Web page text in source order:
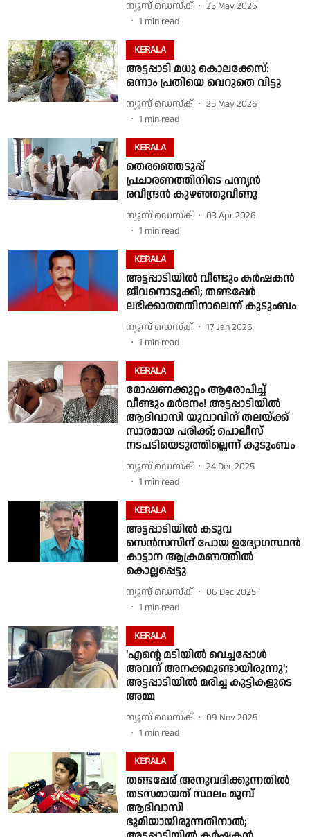
ന്യൂസ് ഡെസ്ക്
25 May 2026
1 min read
KERALA
അട്ടപ്പാടി മധു കൊലക്കേസ്:
ഒന്നാം പ്രതിയെ വെറുതെ വിട്ടു
ന്യൂസ് ഡെസ്ക്
25 May 2026
1 min read
KERALA
തെരഞ്ഞെടുപ്പ്
പ്രചാരണത്തിനിടെ പന്ന്യൻ
രവീന്ദ്രൻ കുഴഞ്ഞുവീണു
ന്യൂസ് ഡെസ്ക്
03 Apr 2026
1 min read
KERALA
അട്ടപ്പാടിയിൽ വീണ്ടും കർഷകൻ
ജീവനൊടുക്കി; തണ്ടപ്പേർ
ലഭിക്കാത്തതിനാലെന്ന് കുടുംബം
ന്യൂസ് ഡെസ്ക്
17 Jan 2026
1 min read
KERALA
മോഷണക്കുറ്റം ആരോപിച്ച്
വീണ്ടും മർദനം! അട്ടപ്പാടിയിൽ
ആദിവാസി യുവാവിന് തലയ്ക്ക്
സാരമായ പരിക്ക്; പൊലീസ്
നടപടിയെടുത്തില്ലെന്ന് കുടുംബം
ന്യൂസ് ഡെസ്ക്
24 Dec 2025
1 min read
KERALA
അട്ടപ്പാടിയിൽ കടുവ
സെൻസസിന് പോയ ഉദ്യോഗസ്ഥൻ
കാട്ടാന ആക്രമണത്തിൽ
കൊല്ലപ്പെട്ടു
ന്യൂസ് ഡെസ്ക്
06 Dec 2025
1 min read
KERALA
'എൻ്റെ മടിയിൽ വെച്ചപ്പോൾ
അവന് അനക്കമുണ്ടായിരുന്നു';
അട്ടപ്പാടിയിൽ മരിച്ച കുട്ടികളുടെ
അമ്മ
ന്യൂസ് ഡെസ്ക്
09 Nov 2025
1 min read
KERALA
തണ്ടപ്പേര് അനുവദിക്കുന്നതിൽ
തടസമായത് സ്ഥലം മുമ്പ്
ആദിവാസി
ഭൂമിയായിരുന്നതിനാൽ;